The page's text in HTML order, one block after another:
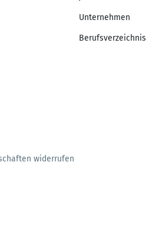
Unternehmen
Berufsverzeichnis
widerrufen